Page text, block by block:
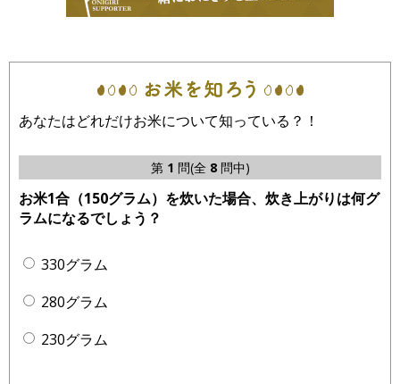
あなたはどれだけお米について知っている？！
第 1 問(全 8問中)
お米1合（150グラム）を炊いた場合、炊き上がりは何グ
ラムになるでしょう？
330グラム
280グラム
230グラム